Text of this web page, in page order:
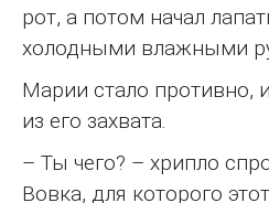
рот, а потом начал
холодными влажными
Марии стало противно,
из его захвата.
– Ты чего? – хрипло
Вовка, для которого